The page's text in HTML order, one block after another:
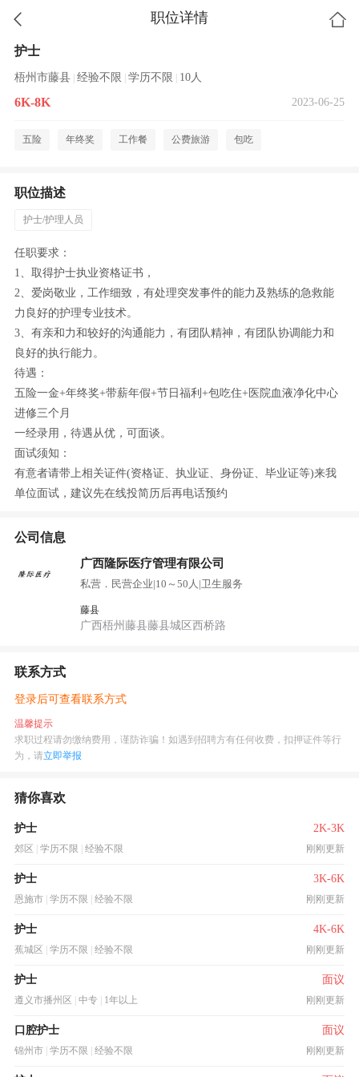
职位详情
护士
梧州市藤县 经验不限 学历不限 10人
6K-8K 2023-06-25
五险 年终奖 工作餐 公费旅游 包吃
职位描述
护士/护理人员
任职要求：
1、取得护士执业资格证书，
2、爱岗敬业，工作细致，有处理突发事件的能力及熟练的急救能
力良好的护理专业技术。
3、有亲和力和较好的沟通能力，有团队精神，有团队协调能力和
良好的执行能力。
待遇：
五险一金+年终奖+带薪年假+节日福利+包吃住+医院血液净化中心
进修三个月
一经录用，待遇从优，可面谈。
面试须知：
有意者请带上相关证件(资格证、执业证、身份证、毕业证等)来我
单位面试，建议先在线投简历后再电话预约
公司信息
广西隆际医疗管理有限公司
私营．民营企业|10～50人 |卫生服务
藤县
广西梧州藤县藤县城区西桥路
联系方式
登录后可查看联系方式
温馨提示
求职过程请勿缴纳费用，谨防诈骗！如遇到招聘方有任何收费，扣押证件等行
为，请立即举报
猜你喜欢
护士 2K-3K
郊区 学历不限 经验不限 刚刚更新
护士 3K-6K
恩施市 学历不限 经验不限 刚刚更新
护士 4K-6K
蕉城区 学历不限 经验不限 刚刚更新
护士 面议
遵义市播州区 中专 1年以上 刚刚更新
口腔护士 面议
锦州市 学历不限 经验不限 刚刚更新